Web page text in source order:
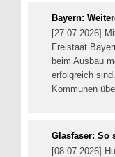
Bayern:
[27.07.2026]
Freistaat
beim Ausbau
erfolgreich
Kommunen
Glasfaser: So
[08.07.2026]